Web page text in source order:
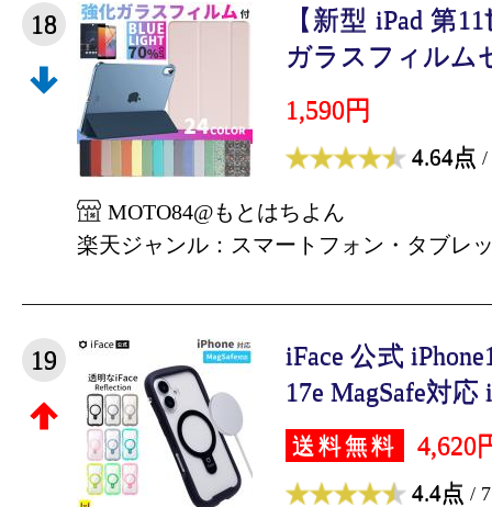
18
【新型 iPad 第
ガラスフィルム
1,590円
4.64点 /
MOTO84@もとはちよん
楽天ジャンル：スマートフォン・タブレ
19
iFace 公式
17e MagSafe対応
送料無料 4,620
4.4点 /